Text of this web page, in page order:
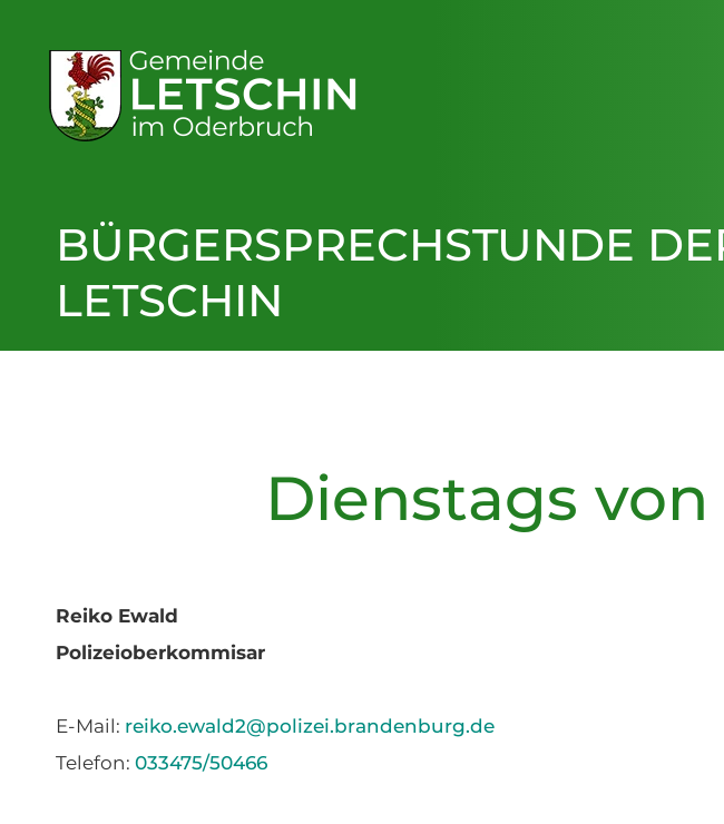
BÜRGERSPRECHSTUNDE
LETSCHIN
Dienstags von
Reiko Ewald
Polizeioberkommisar
E-Mail: reiko.ewald2@polizei.brandenburg.de
Telefon: 033475/50466